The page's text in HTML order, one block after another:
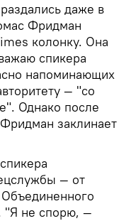
даже в
Фридман
колонку. Она
спикера
напоминающих
— "со
Однако после
заклинает
— от
"Я не спорю, —